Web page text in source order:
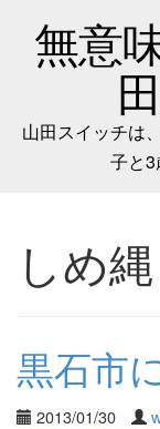
無意
山田スイッチは
子と3
しめ縄
黒石市
2013/01/30